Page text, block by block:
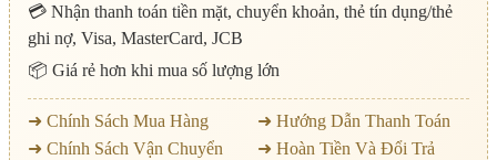
💳 Nhận thanh toán tiền mặt, chuyển khoản, thẻ tín dụng/thẻ
ghi nợ, Visa, MasterCard, JCB
📦 Giá rẻ hơn khi mua số lượng lớn
➜ Chính Sách Mua Hàng
➜ Hướng Dẫn Thanh Toán
➜ Chính Sách Vận Chuyển
➜ Hoàn Tiền Và Đổi Trả